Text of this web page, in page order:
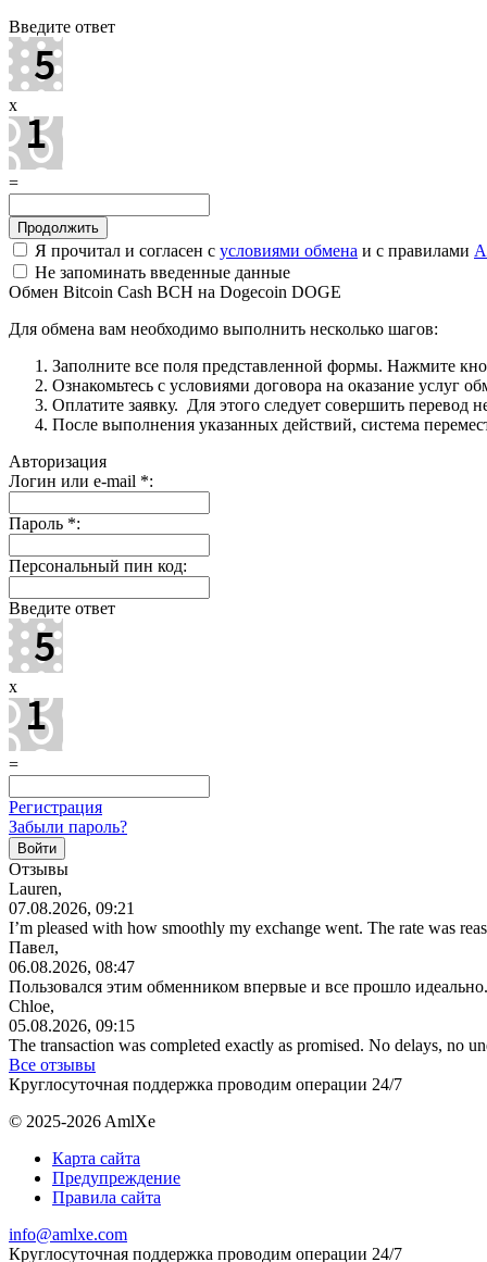
Введите ответ
x
=
Я прочитал и согласен с условиями обмена и с правилами
Не запоминать введенные данные
Обмен Bitcoin Cash BCH на Dogecoin DOGE
Для обмена вам необходимо выполнить несколько шагов:
Заполните все поля представленной формы. Нажмите
Ознакомьтесь с условиями договора на оказание услуг
Оплатите заявку. Для этого следует совершить
После выполнения указанных действий, система
Авторизация
Логин или e-mail *:
Пароль *:
Персональный пин код:
Введите ответ
x
=
Регистрация
Забыли пароль?
Отзывы
Lauren,
07.08.2026, 09:21
I’m pleased with how smoothly my exchange went. The rate was
Павел,
06.08.2026, 08:47
Пользовался этим обменником впервые и все прошло
Chloe,
05.08.2026, 09:15
The transaction was completed exactly as promised. No delays, no
Все отзывы
Круглосуточная поддержка проводим операции 24/7
© 2025-2026 AmlXe
Карта сайта
Предупреждение
Правила сайта
info@amlxe.com
Круглосуточная поддержка проводим операции 24/7